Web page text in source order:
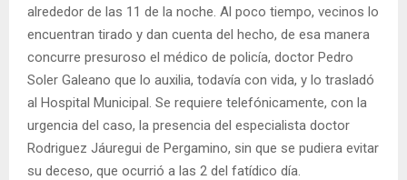
alrededor de las 11 de la noche. Al poco tiempo, vecinos lo
encuentran tirado y dan cuenta del hecho, de esa manera
concurre presuroso el médico de policía, doctor Pedro
Soler Galeano que lo auxilia, todavía con vida, y lo trasladó
al Hospital Municipal. Se requiere telefónicamente, con la
urgencia del caso, la presencia del especialista doctor
Rodriguez Jáuregui de Pergamino, sin que se pudiera evitar
su deceso, que ocurrió a las 2 del fatídico día.